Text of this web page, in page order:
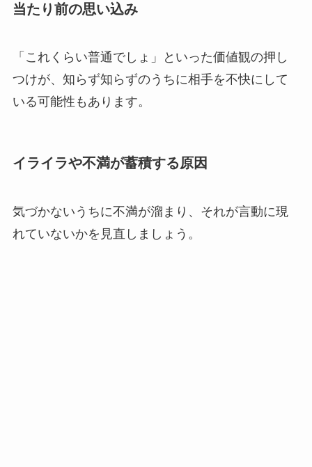
当たり前の思い込み
「これくらい普通でしょ」といった価値観の押し
つけが、知らず知らずのうちに相手を不快にして
いる可能性もあります。
イライラや不満が蓄積する原因
気づかないうちに不満が溜まり、それが言動に現
れていないかを見直しましょう。